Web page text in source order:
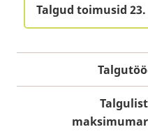
Talgud toimusid 23.